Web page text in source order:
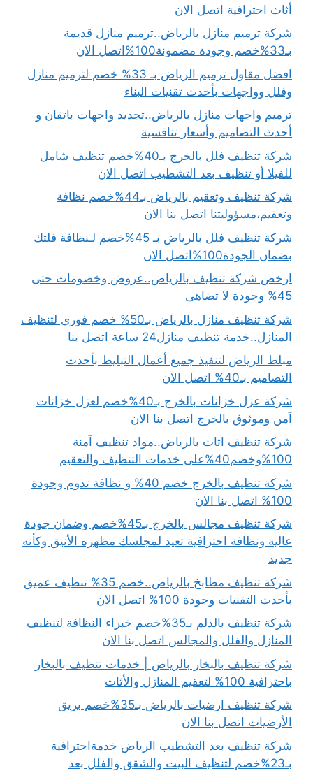
أثاث احترافية اتصل الان
شركة ترميم منازل بالرياض..ترميم منازل قديمة
بـ33%خصم وجودة مضمونة100%اتصل الان
افضل مقاول ترميم الرياض بـ 33% خصم لترميم منازل
وفلل وواجهات بأحدث تقنيات البناء
ترميم واجهات منازل بالرياض..تجديد واجهات باتقان و
أحدث التصاميم وأسعار تنافسية
شركة تنظيف فلل بالخرج بـ40%خصم تنظيف شامل
للفيلا أو تنظيف بعد التشطيب اتصل الان
شركة تنظيف وتعقيم بالرياض بـ44%خصم نظافة
وتعقيم،مسؤوليتنا اتصل بنا الان
شركة تنظيف فلل بالرياض بـ 45%خصم لـنظافة فلتك
بضمان الجودة100%اتصل الان
ارخص شركة تنظيف بالرياض..عروض وخصومات حتى
45% وجودة لا تضاهى
شركة تنظيف منازل بالرياض بـ50% خصم فوري لتنظيف
المنازل..خدمة تنظيف منازل24 ساعة اتصل بنا
مبلط الرياض لتنفيذ جميع أعمال التبليط بأحدث
التصاميم بـ40% اتصل الان
شركة عزل خزانات بالخرج بـ40%خصم لعزل خزانات
آمن وموثوق بالخرج اتصل بنا الان
شركة تنظيف اثاث بالرياض..مواد تنظيف آمنة
100%وخصم40%على خدمات التنظيف والتعقيم
شركة تنظيف بالخرج خصم 40% و نظافة تدوم وجودة
100% اتصل بنا الان
شركة تنظيف مجالس بالخرج بـ45%خصم وضمان جودة
عالية ونظافة احترافية تعيد لمجلسك مظهره الأنيق وكأنه
جديد
شركة تنظيف مطابخ بالرياض..خصم 35% تنظيف عميق
بأحدث التقنيات وجودة 100% اتصل الان
شركة تنظيف بالدلم بـ35%خصم خبراء النظافة لتنظيف
المنازل والفلل والمجالس اتصل بنا الان
شركة تنظيف بالبخار بالرياض | خدمات تنظيف بالبخار
باحترافية 100% لتعقيم المنازل والأثاث
شركة تنظيف ارضيات بالرياض بـ35%خصم بريق
الأرضيات اتصل بنا الان
شركة تنظيف بعد التشطيب الرياض خدمةاحترافية
بـ23%خصم لتنظيف البيت والشقق والفلل بعد